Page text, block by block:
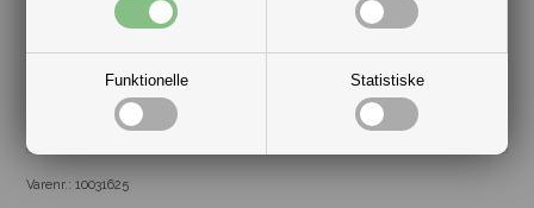
Funktionelle Statistiske
Varenr.:10031625